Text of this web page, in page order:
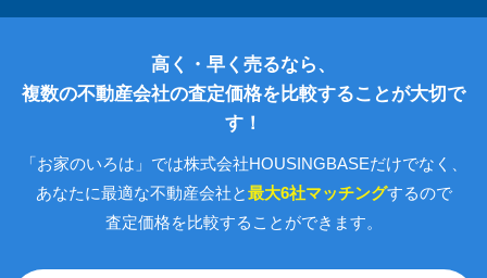
高く・早く売るなら、
複数の不動産会社の査定価格を比較することが大切で
す！
「お家のいろは」では株式会社HOUSINGBASEだけでなく、
あなたに最適な不動産会社と最大6社マッチングするので
査定価格を比較することができます。